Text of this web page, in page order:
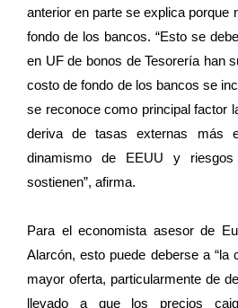
anterior en parte se explica porque
fondo de los bancos. “Esto se
en UF de bonos de Tesorería han
costo de fondo de los bancos se
se reconoce como principal factor
deriva de tasas externas más
dinamismo de EEUU y
sostienen”, afirma.
Para el economista asesor de
Alarcón, esto puede deberse a
mayor oferta, particularmente de
llevado a que los precios